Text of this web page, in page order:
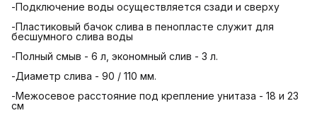
-Подключение воды осуществляется сзади и сверху
-Пластиковый бачок слива в пенопласте служит для
бесшумного слива воды
-Полный смыв - 6 л, экономный слив - 3 л.
-Диаметр слива - 90 / 110 мм.
-Межосевое расстояние под крепление унитаза - 18 и 23
см